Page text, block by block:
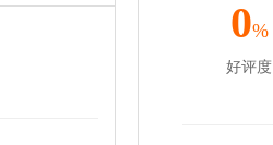
0%
好评度